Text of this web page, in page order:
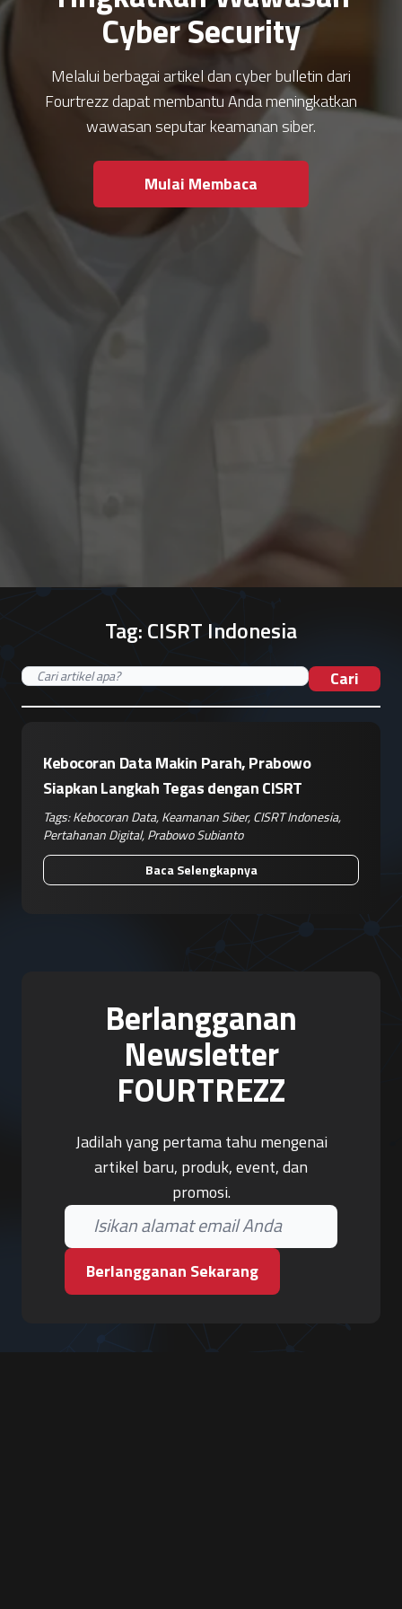
Cyber Security
Melalui berbagai artikel dan cyber bulletin dari
Fourtrezz dapat membantu Anda meningkatkan
wawasan seputar keamanan siber.
Mulai Membaca
Tag:CISRT Indonesia
Cari
Kebocoran Data Makin Parah, Prabowo
Siapkan Langkah Tegas dengan CISRT
Tags:Kebocoran Data,Keamanan Siber,CISRT Indonesia,
Pertahanan Digital,Prabowo Subianto
Baca Selengkapnya
Berlangganan
Newsletter
FOURTREZZ
Jadilah yang pertama tahu mengenai
artikel baru, produk, event, dan
promosi.
Berlangganan Sekarang